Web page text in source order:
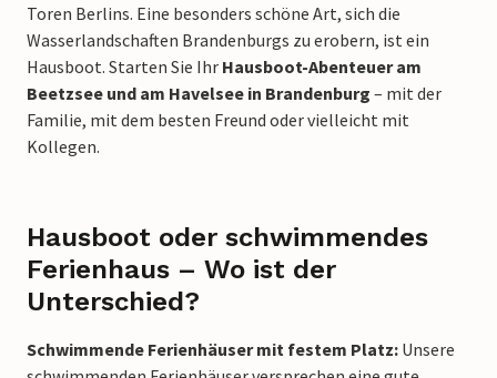
Toren Berlins. Eine besonders schöne Art, sich die
Wasserlandschaften Brandenburgs zu erobern, ist ein
Hausboot. Starten Sie Ihr Hausboot-Abenteuer am
Beetzsee und am Havelsee in Brandenburg – mit der
Familie, mit dem besten Freund oder vielleicht mit
Kollegen.
Hausboot oder schwimmendes
Ferienhaus – Wo ist der
Unterschied?
Schwimmende Ferienhäuser mit festem Platz: Unsere